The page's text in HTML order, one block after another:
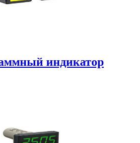
индикатор